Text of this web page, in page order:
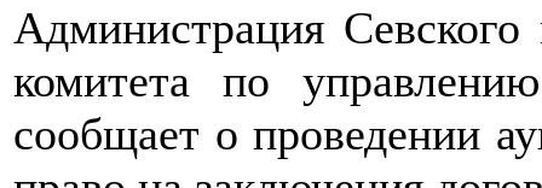
Администрация
комитета по
сообщает о проведении